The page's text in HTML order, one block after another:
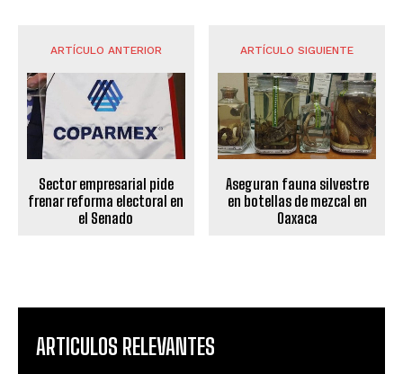
ARTÍCULO ANTERIOR
Sector empresarial pide
frenar reforma electoral en
el Senado
ARTÍCULO SIGUIENTE
Aseguran fauna silvestre
en botellas de mezcal en
Oaxaca
ARTICULOS RELEVANTES